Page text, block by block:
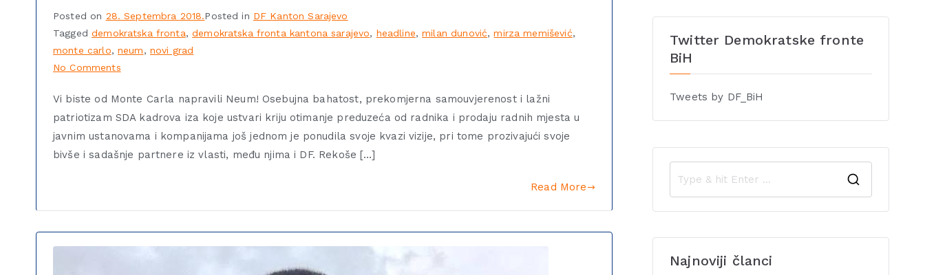
Posted on 28. Septembra 2018.Posted in DF Kanton Sarajevo
Taggeddemokratska fronta,demokratska fronta kantona sarajevo, headline,milan dunović,mirza memišević,
monte carlo, neum, novi grad
No Comments
Vi biste od Monte Carla napravili Neum! Osebujna bahatost, prekomjerna samouvjerenost i lažni
patriotizam SDA kadrova iza koje ustvari kriju otimanje preduzeća od radnika i prodaju radnih mjesta u
javnim ustanovama i kompanijama još jednom je ponudila svoje kvazi vizije, pri tome prozivajući svoje
bivše i sadašnje partnere iz vlasti, među njima i DF. Rekoše […]
Read More
Twitter Demokratske fronte
BiH
Tweets by DF_BiH
Najnoviji članci